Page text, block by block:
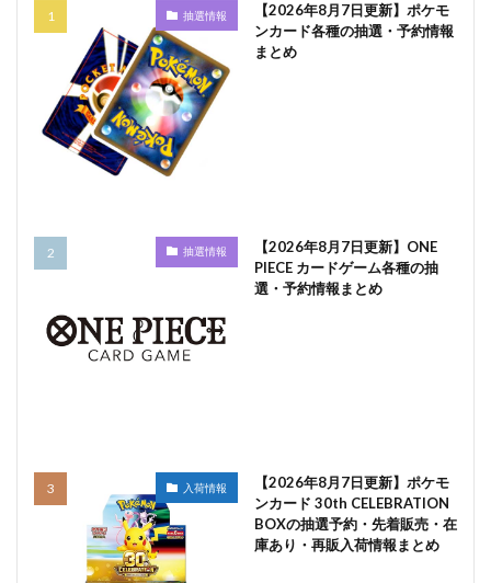
抽選情報
【2026年8月7日更新】ポケモ
ンカード各種の抽選・予約情報
まとめ
抽選情報
【2026年8月7日更新】ONE
PIECE カードゲーム各種の抽
選・予約情報まとめ
入荷情報
【2026年8月7日更新】ポケモ
ンカード 30th CELEBRATION
BOXの抽選予約・先着販売・在
庫あり・再販入荷情報まとめ